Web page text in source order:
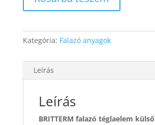
tégla
Kategória: Falazó anyagok
Leírás
Leírás
BRITTERM falazó téglaelem külső